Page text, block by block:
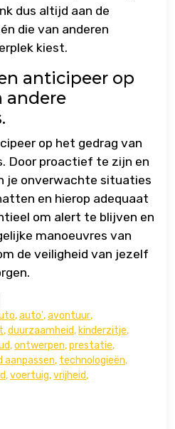
dus altijd aan de
die van anderen
kiest.
anticipeer op
andere
op het gedrag van
Door proactief te zijn en
je onverwachte situaties
en hierop adequaat
om alert te blijven en
manoeuvres van
de veiligheid van jezelf
,auto',avontuur,
,duurzaamheid, kinderzitje,
,ontwerpen,prestatie,
aanpassen, technologieën,
,voertuig,vrijheid,